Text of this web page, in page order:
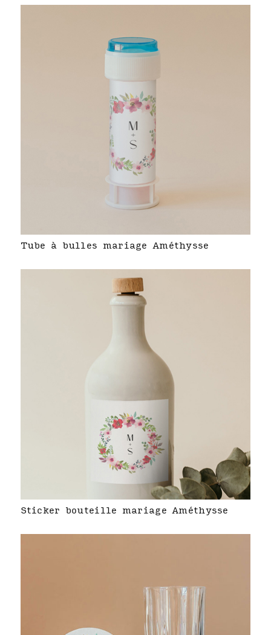
Tube à bulles mariage Améthysse
Sticker bouteille mariage Améthysse